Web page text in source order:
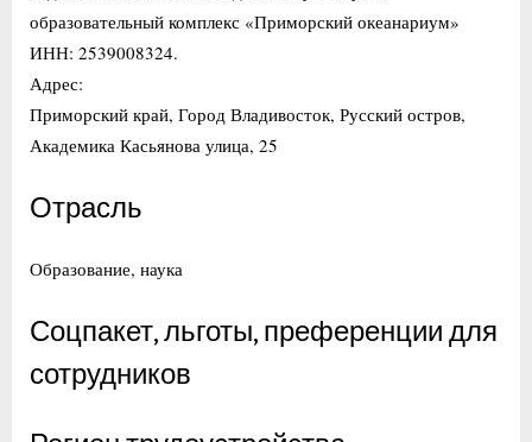
образовательный комплекс «Приморский океанариум»
ИНН: 2539008324.
Адрес:
Приморский край, Город Владивосток, Русский остров,
Академика Касьянова улица, 25
Отрасль
Образование, наука
Соцпакет, льготы, преференции для
сотрудников